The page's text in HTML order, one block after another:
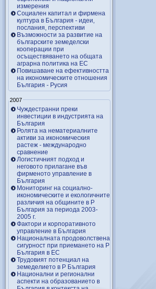
измерения
Социален капитал и фирмена
култура в България - идеи,
послания, перспективи
Възможности за развитие на
българските земеделски
кооперации при
осъществяването на общата
аграрна политика на ЕС
Повишаване на ефективността
на икономическите отношения
България - Русия
2007
Чуждестранни преки
инвестиции в индустрията на
България
Ролята на нематериалните
активи за икономическия
растеж - международно
сравнение
Логистичният подход и
неговото прилагане във
фирменото управление в
България
Мониторинг на социално-
икономическите и екологичните
различия на общините в Р
България за периода 2003-
2005 г.
Фактори и корпоративното
управление в България
Националната продоволствена
сигурност при приемането на Р
България в ЕС
Трудовият потенциал на
земеделието в Р България
Национални и регионални
аспекти на образованието в